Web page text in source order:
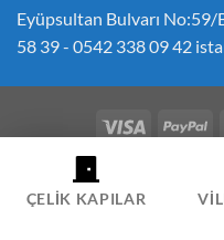
Eyüpsultan Bulvarı
58 39 - 0542 338 09 42
ÇEREZ POLITIKASI GIZLILIK
ÇELIK KAPI
ÇELIK KAPILAR